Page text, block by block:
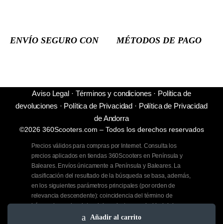
Añadir al carrito
ENVÍO SEGURO CON MÉTODOS DE PAGO
Aviso Legal· Términos y condiciones · Política de
devoluciones · Política de Privacidad · Política de Privacidad
de Andorra
©2026 360Scooters.com – Todos los derechos reservados
Precios válidos para compras por Internet. Consulta los
precios aplicados en tiendas 360Scooters en Península y
Baleares. Envíos únicamente a Península y Baleares. La
clasificación del resultado de la búsqueda se basa, además,
en los siguientes parámetros principales (por orden de
relevancia descendente): coincidencia del término de
búsqueda con los datos del producto, popularidad del
producto, disponibilidad del producto, relevancia de la